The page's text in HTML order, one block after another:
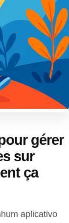
gérer
sur
ça
aplicativo